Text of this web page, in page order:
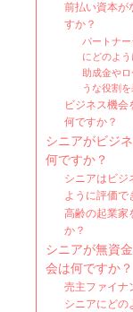
前払い資本が
すか？
パートナ
にどのよ
助成金や
うな役割
ビジネス機会
何ですか？
シニアがビジ
何ですか？
シニアはビジ
ように評価で
高齢の起業家
か？
シニアが無資
会は何ですか？
売主ファイナ
シニアにどの